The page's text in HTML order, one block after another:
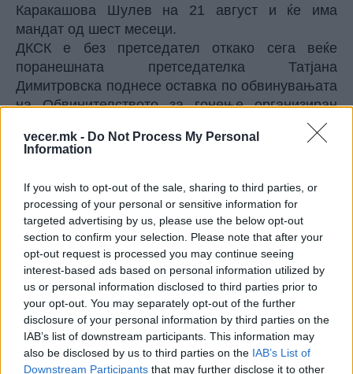
vecer.mk - Do Not Process My Personal
Information
If you wish to opt-out of the sale, sharing to third parties, or
processing of your personal or sensitive information for
targeted advertising by us, please use the below opt-out
section to confirm your selection. Please note that after your
opt-out request is processed you may continue seeing
interest-based ads based on personal information utilized by
us or personal information disclosed to third parties prior to
your opt-out. You may separately opt-out of the further
disclosure of your personal information by third parties on the
IAB’s list of downstream participants. This information may
also be disclosed by us to third parties on the IAB’s List of
Downstream Participants that may further disclose it to other
Каракашова Шулев на 21 август и ќе има
мандат од шест месеци.
ДКСК е без претседател откако сега веќе
поранешната претседателка Татјана
Димитровска поднесе оставка по обвинувањата
на Обвинителството за гонење организиран
криминал и обвиненијата за две кривични дела
и тоа за оддавање службена тајна на
Небојша Стојановиќ, обвинет во „Адитив“, и за
компјутерски фалсификат затоа што ревизор од
ДЗР во нејзино име и го положил тестот за
сертификат за државна тајна.
Собранието на 1 август годинава донесе
Одлука за објавување на јавен оглас за избор
на претседател. На јавниот оглас, кој завршува
денеска, досега се пристигнати десетина
кандидатури, но постапката ќе продолжи по 3
ноември, односно по завршување на локалните
избори.